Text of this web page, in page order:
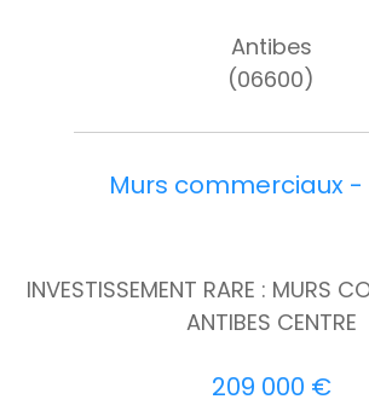
Antibes
(06600)
Murs commerciaux -
INVESTISSEMENT RARE : MURS
ANTIBES CENTRE
209 000 €